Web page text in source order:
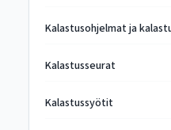
Kalastusohjelmat ja
Kalastusseurat
Kalastussyötit